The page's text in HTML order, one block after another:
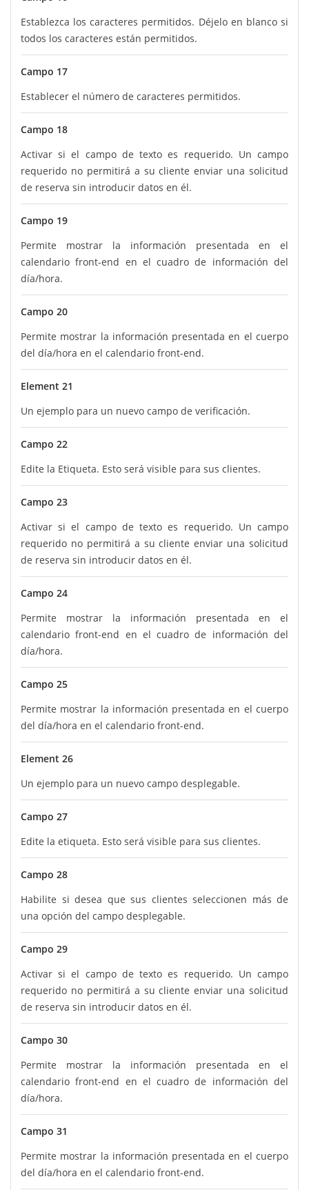
Establezca los caracteres permitidos. Déjelo en blanco si
todos los caracteres están permitidos.
Campo 17
Establecer el número de caracteres permitidos.
Campo 18
Activar si el campo de texto es requerido. Un campo
requerido no permitirá a su cliente enviar una solicitud
de reserva sin introducir datos en él.
Campo 19
Permite mostrar la información presentada en el
calendario front-end en el cuadro de información del
día/hora.
Campo 20
Permite mostrar la información presentada en el cuerpo
del día/hora en el calendario front-end.
Element 21
Un ejemplo para un nuevo campo de verificación.
Campo 22
Edite la Etiqueta. Esto será visible para sus clientes.
Campo 23
Activar si el campo de texto es requerido. Un campo
requerido no permitirá a su cliente enviar una solicitud
de reserva sin introducir datos en él.
Campo 24
Permite mostrar la información presentada en el
calendario front-end en el cuadro de información del
día/hora.
Campo 25
Permite mostrar la información presentada en el cuerpo
del día/hora en el calendario front-end.
Element 26
Un ejemplo para un nuevo campo desplegable.
Campo 27
Edite la etiqueta. Esto será visible para sus clientes.
Campo 28
Habilite si desea que sus clientes seleccionen más de
una opción del campo desplegable.
Campo 29
Activar si el campo de texto es requerido. Un campo
requerido no permitirá a su cliente enviar una solicitud
de reserva sin introducir datos en él.
Campo 30
Permite mostrar la información presentada en el
calendario front-end en el cuadro de información del
día/hora.
Campo 31
Permite mostrar la información presentada en el cuerpo
del día/hora en el calendario front-end.